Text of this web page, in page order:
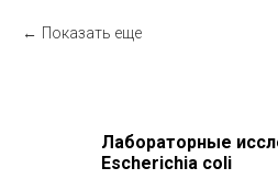
Показать еще
Лабораторные
Escherichia coli